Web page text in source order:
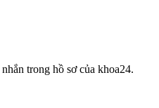
trong hồ sơ của khoa24.